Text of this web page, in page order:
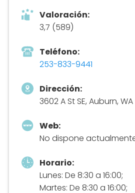
Valoración:
3,7 (589)
Teléfono:
253-833-9441
Dirección:
3602 A St SE, Auburn,
Web:
No dispone
Horario:
Lunes: De 8:30 a 16:00;
Martes: De 8:30 a 16:00;